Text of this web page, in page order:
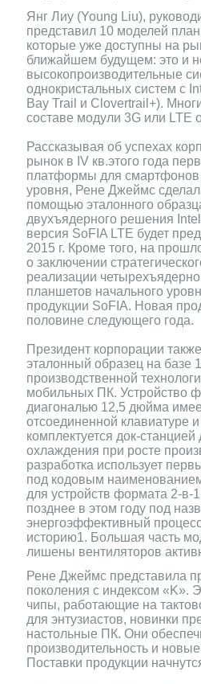
Янг Лиу (Young Liu),
представил 10 моделей
которые уже доступны на
ближайшем будущем: это и
высокопроизводительные
однокристальных систем с
Bay Trail и Clovertrail+).
составе модули 3G или LTE
Рассказывая об успехах
рынок в IV кв.этого года
платформы для смартфонов
уровня, Рене Джеймс
помощью эталонного
двухъядерного решения
версия SoFIA LTE будет
2015 г. Кроме того, на
о заключении
реализации
планшетов начального
продукции SoFIA. Новая
половине следующего года.
Президент корпорации
эталонный образец на базе
производственной
мобильных ПК. Устройство
диагональю 12,5 дюйма
отсоединенной клавиатуре
комплектуется док-
охлаждения при росте
разработка использует
под кодовым
для устройств формата 2-в-
позднее в этом году под
энергоэффективный
историю1. Большая часть
лишены вентиляторов
Рене Джеймс представила
поколения с индексом «K».
чипы, работающие на
для энтузиастов, новинки
настольные ПК. Они
производительность и
Поставки продукции